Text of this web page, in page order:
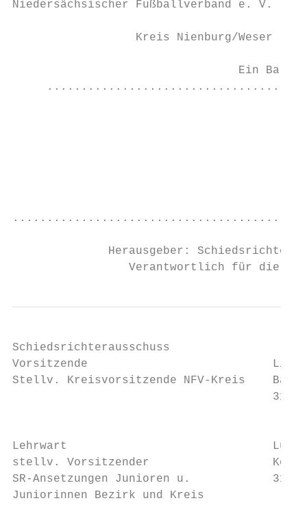
Niedersächsischer Fußballverband e. V.
                  Kreis Nienburg/Weser
Ein Ball
Herausgeber:
Verantwortlich für die
Schiedsrichterausschuss
Vorsitzende                           Liane
Stellv. Kreisvorsitzende NFV-Kreis
Lehrwart                              Lukas
stellv. Vorsitzender
SR-Ansetzungen Junioren u.
Juniorinnen Bezirk und Kreis